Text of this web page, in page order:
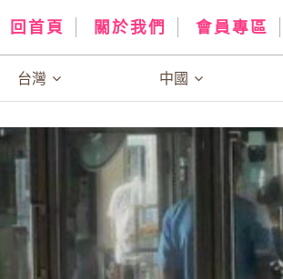
回首頁 關於我們 會員專區
台灣 中國